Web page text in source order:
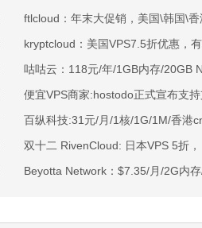
/可选CN2 GIA/AS9929/CMIN2/软银
香港标准区/国内优化网络
月起-四核AMD Ryzen7950x/4GB/
内存/20GB NVMe空间/6TB流量/
新宿主机/9折月付61元起
GIA/日本/保加利亚VPS九折
299元起
ftlcloud：年末大促销，美国\韩国\
kryptcloud：美国VPS7.5折优惠，
咕咕云：118元/年/1GB内存/20GB
便宜VPS商家:hostodo正式宣布支持
百纵科技:31元/月/1核/1G/1M/香港
双十二 RivenCloud: 日本VPS 5折
Beyotta Network：$7.35/月/2G内